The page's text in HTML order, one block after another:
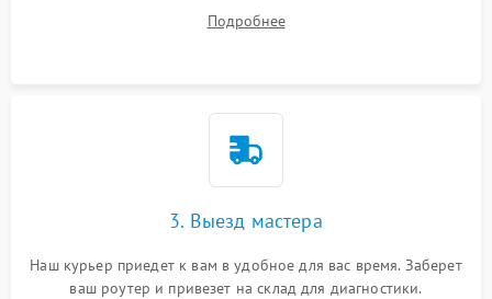
Подробнее
3. Выезд мастера
Наш курьер приедет к вам в удобное для вас время. Заберет
ваш роутер и привезет на склад для диагностики.